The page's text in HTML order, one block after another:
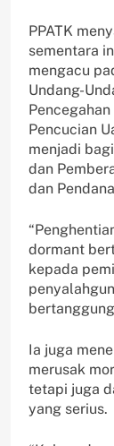
PPATK
sementara
mengacu
Undang-
Pencucian
menjadi
dan
dan
dormant
kepada
Ia juga
merusak
tetapi juga
yang serius.